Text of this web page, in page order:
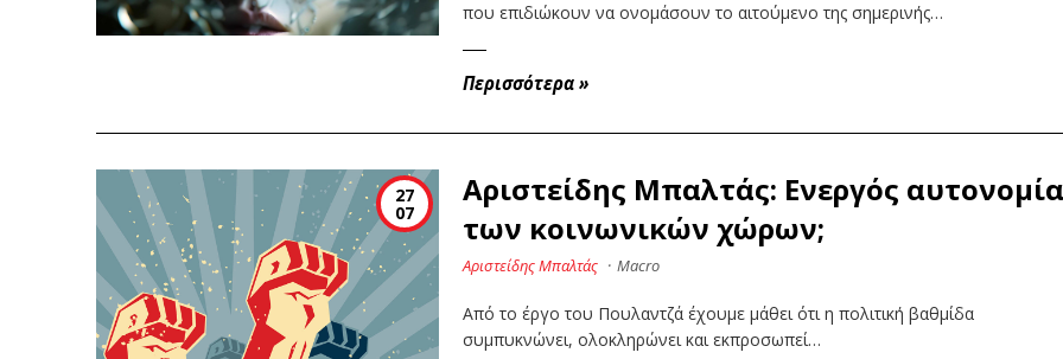
που επιδιώκουν να ονομάσουν το αιτούμενο της σημερινής…
Περισσότερα»
27
07
Αριστείδης Μπαλτάς: Ενεργός
των κοινωνικών χώρων;
Αριστείδης Μπαλτάς · Macro
Από το έργο του Πουλαντζά έχουμε μάθει ότι η πολιτική βαθμίδα
συμπυκνώνει, ολοκληρώνει και εκπροσωπεί…